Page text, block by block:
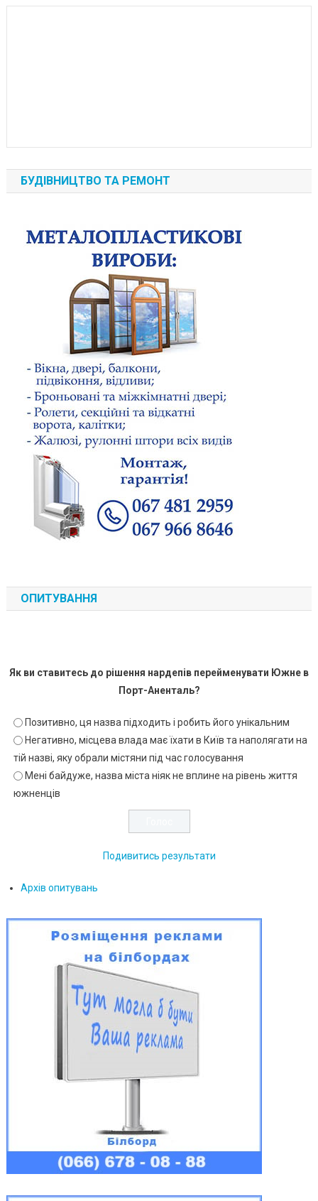
БУДІВНИЦТВО ТА РЕМОНТ
ОПИТУВАННЯ
Як ви ставитесь до рішення нардепів перейменувати Южне в
Порт-Аненталь?
Позитивно, ця назва підходить і робить його унікальним
Негативно, місцева влада має їхати в Київ та наполягати на
тій назві, яку обрали містяни під час голосування
Мені байдуже, назва міста ніяк не вплине на рівень життя
южненців
Подивитись результати
Архів опитувань